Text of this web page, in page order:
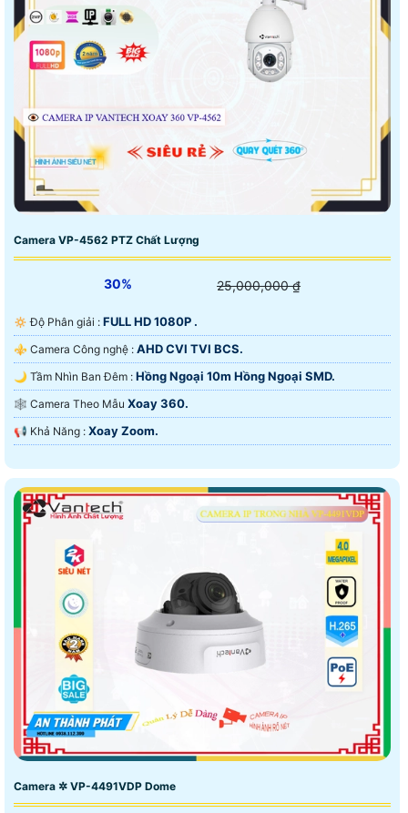
Camera VP-4562 PTZ Chất Lượng
30% 25,000,000 ₫
🔅 Độ Phân giải : FULL HD 1080P .
⚜️ Camera Công nghệ : AHD CVI TVI BCS.
🌙 Tầm Nhìn Ban Đêm : Hồng Ngoại 10m Hồng Ngoại SMD.
🕸️ Camera Theo Mẫu Xoay 360.
️📢 Khả Năng : Xoay Zoom.
Camera ✲ VP-4491VDP Dome